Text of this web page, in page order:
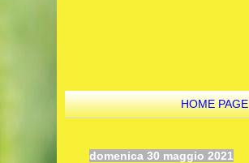
HOME PAGE
domenica 30 maggio 2021